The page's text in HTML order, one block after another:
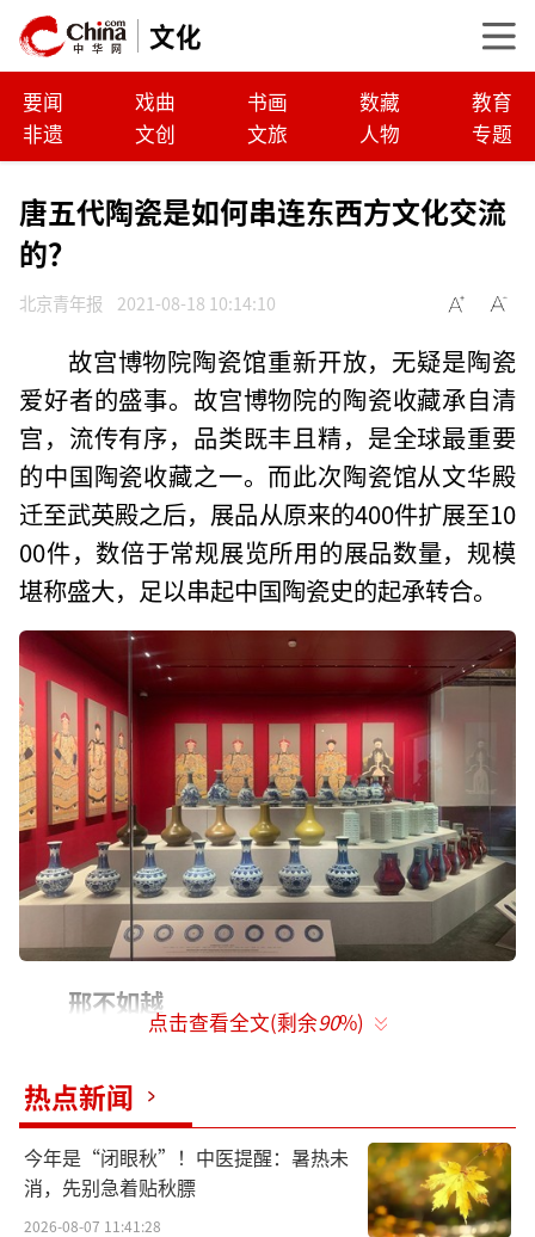
文化
要闻 戏曲 书画 数藏
教育
非遗
文创 文旅 人物 专题
唐五代陶瓷是如何串连东西方文化交流
的？
北京青年报 2021-08-18 10:14:10
故宫博物院陶瓷馆重新开放，无疑是陶瓷
爱好者的盛事。故宫博物院的陶瓷收藏承自清
宫，流传有序，品类既丰且精，是全球最重要
的中国陶瓷收藏之一。而此次陶瓷馆从文华殿
迁至武英殿之后，展品从原来的400件扩展至10
00件，数倍于常规展览所用的展品数量，规模
堪称盛大，足以串起中国陶瓷史的起承转合。
邢不如越
陶瓷中最著名也最详细的一段：“若邢瓷类
银，越瓷类玉，邢不如越，一也；若邢瓷类
雪，则越瓷类冰，邢不如越，二也；邢瓷白，
而茶色丹，越瓷青，而茶色绿，邢不如越，三
点击查看全文(剩余90%)
热点新闻
今年是“闭眼秋”！中医提醒：暑热未
消，先别急着贴秋膘
2026-08-07 11:41:28